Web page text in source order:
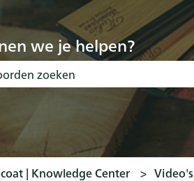
we je helpen?
want het zoekveld is leeg.
| Knowledge Center Video's